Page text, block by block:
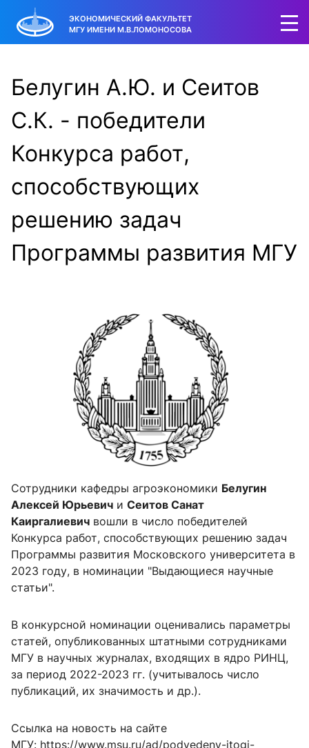
ЭКОНОМИЧЕСКИЙ ФАКУЛЬТЕТ
МГУ ИМЕНИ М.В.ЛОМОНОСОВА
Белугин А.Ю. и Сеитов
С.К. - победители
Конкурса работ,
способствующих
решению задач
Программы развития МГУ
Сотрудники кафедры агроэкономики Белугин
Алексей Юрьевич и Сеитов Санат
Каиргалиевич вошли в число победителей
Конкурса работ, способствующих решению задач
Программы развития Московского университета в
2023 году, в номинации "Выдающиеся научные
статьи".
В конкурсной номинации оценивались параметры
статей, опубликованных штатными сотрудниками
МГУ в научных журналах, входящих в ядро РИНЦ,
за период 2022-2023 гг. (учитывалось число
публикаций, их значимость и др.).
Ссылка на новость на сайте
МГУ: https://www.msu.ru/ad/podvedeny-itogi-